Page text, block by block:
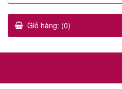
Giỏ hàng: (0)